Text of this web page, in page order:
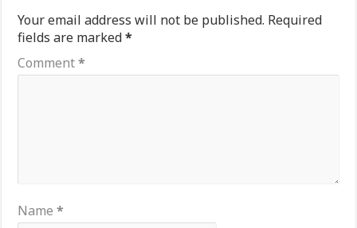
Your email address will not be published. Required
fields are marked*
Comment*
Name*